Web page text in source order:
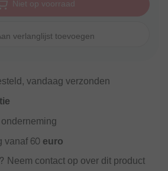
Niet op voorraad
verlanglijst toevoegen
vandaag verzonden
onderneming
vanaf60 euro
Neem contact op over dit product